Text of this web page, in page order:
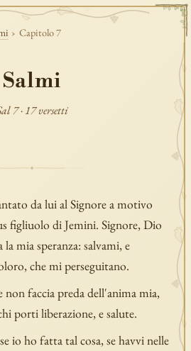
› Capitolo 7
Salmi
7 · 17 versetti
da lui al Signore a motivo
figliuolo di Jemini. Signore, Dio
mia speranza: salvami, e
che mi perseguitano.
faccia preda dell'anima mia,
porti liberazione, e salute.
io ho fatta tal cosa, se havvi nelle